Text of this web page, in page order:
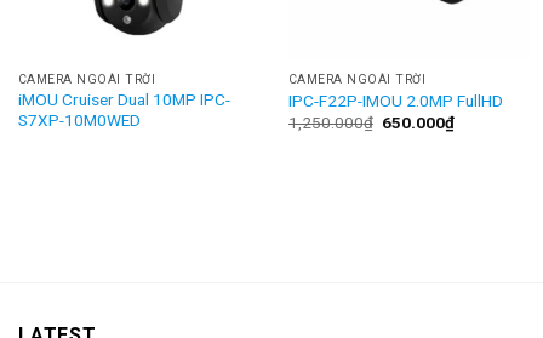
CAMERA NGOÀI TRỜI
iMOU Cruiser Dual 10MP IPC-
S7XP-10M0WED
CAMERA NGOÀI TRỜI
IPC-F22P-IMOU 2.0MP FullHD
1,250.000₫ 650.000₫